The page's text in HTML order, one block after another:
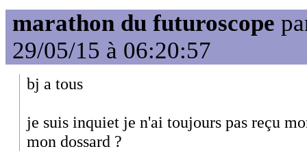
marathon du futuroscope
29/05/15 à 06:20:57
bj a tous
je suis inquiet je n'ai toujours pas reçu
mon dossard ?